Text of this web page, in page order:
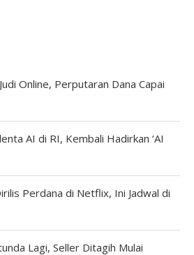
Online, Perputaran Dana Capai
AI di RI, Kembali Hadirkan ‘AI
Perdana di Netflix, Ini Jadwal di
Lagi, Seller Ditagih Mulai